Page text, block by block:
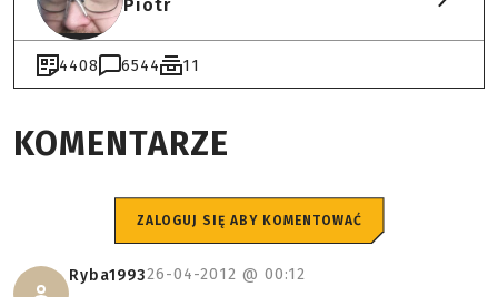
Piotr
4408 6544 11
KOMENTARZE
ZALOGUJ SIĘ ABY KOMENTOWAĆ
Ryba199326-04-2012 @ 00:12